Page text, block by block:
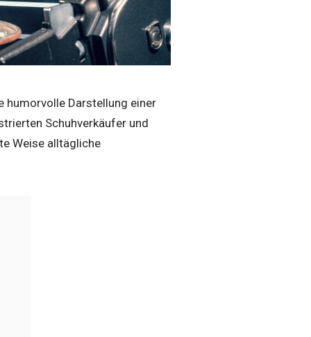
humorvolle Darstellung einer
Schuhverkäufer und
Weise alltägliche